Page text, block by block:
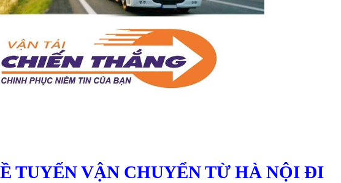
TUYẾN VẬN CHUYỂN TỪ HÀ NỘI ĐI